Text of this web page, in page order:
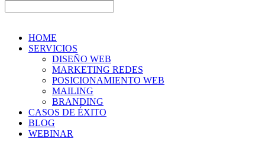
HOME
SERVICIOS
DISEÑO WEB
MARKETING REDES
POSICIONAMIENTO WEB
MAILING
BRANDING
CASOS DE ÉXITO
BLOG
WEBINAR